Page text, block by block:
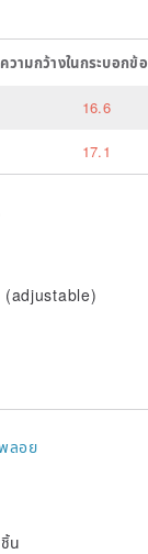
ความกว้างในกระบอกข้
16.6
17.1
ลอย
น